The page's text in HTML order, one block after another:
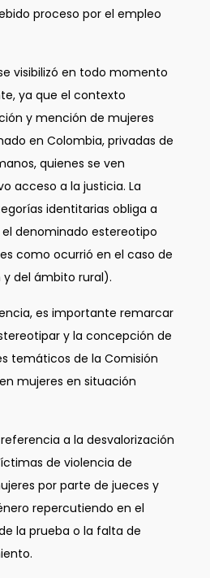
proceso por el empleo
visibilizó en todo momento
ya que el contexto
y mención de mujeres
en Colombia, privadas de
quienes se ven
acceso a la justicia. La
identitarias obliga a
denominado estereotipo
como ocurrió en el caso de
del ámbito rural).
es importante remarcar
y la concepción de
temáticos de la Comisión
mujeres en situación
a la desvalorización
de violencia de
por parte de jueces y
repercutiendo en el
la prueba o la falta de